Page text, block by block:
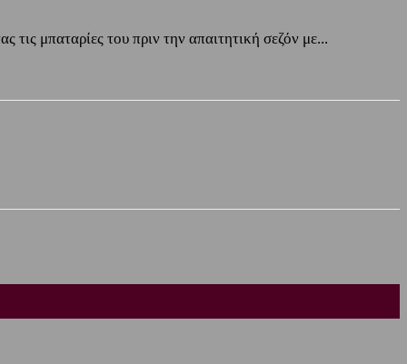
μπαταρίες του πριν την απαιτητική σεζόν με...